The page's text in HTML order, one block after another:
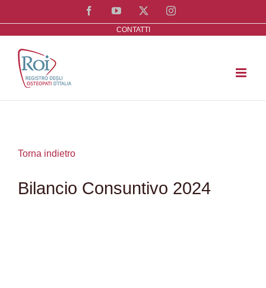
contenuto
FacebookYouTube Instagram
CONTATTI
Torna indietro
Bilancio Consuntivo 2024